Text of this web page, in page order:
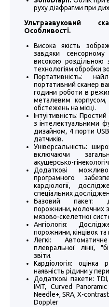
руху діафрагми при
Ультразвуковий
Особливості.
Висока якість
завдяки
високою роздільною
технологіям обробки
Портативність:
портативний сканер
години роботи в
металевим
обстежень на місці.
Інтуїтивність:
з інтелектуальними
дизайном, 4 порти
датчиків.
Універсальність:
включаючи
акушерсько-
Додаткові
програмного
кардіології,
спеціальних
Базовий пакет:
порожнини, молочних
мязово-скелетної
Ангіологія:
порожнини, кінцівок та
Легкі:
плевральної лінії,
звіти.
Кардіологія: оцінка
наявність рідини у
Додаткові пакети:
IMT, Curved
Needle+, SRA, X-
Doppler